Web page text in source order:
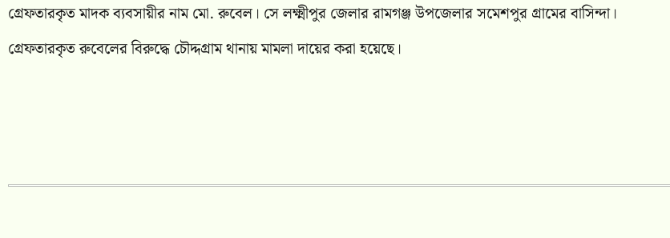
গ্রেফতারকৃত মাদক ব্যবসায়ীর নাম মো. রুবেল। সে লক্ষ্মীপুর জেলার রামগঞ্জ উপজেলার সমেশপুর গ্রামের বাসিন্দা।
গ্রেফতারকৃত রুবেলের বিরুদ্ধে চৌদ্দগ্রাম থানায় মামলা দায়ের করা হয়েছে।